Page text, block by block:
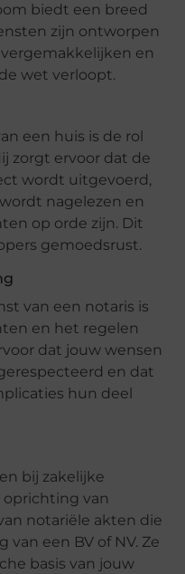
biedt een breed
zijn ontworpen
en
wet verloopt.
een huis is de rol
zorgt ervoor dat de
wordt uitgevoerd,
nagelezen en
op orde zijn. Dit
gemoedsrust.
van een notaris is
en het regelen
dat jouw wensen
en dat
hun deel
bij zakelijke
oprichting van
notariële akten die
een BV of NV. Ze
basis van jouw